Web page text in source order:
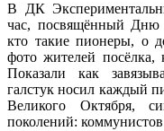
В ДК
час, посвящённый Дню
кто такие пионеры, о
фото жителей посёлка,
Показали как
галстук носил каждый
Великого Октября,
поколений: